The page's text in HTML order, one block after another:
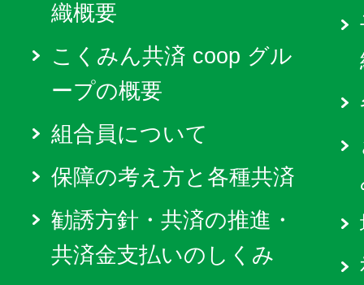
織概要
こくみん共済 coop グル
ープの概要
組合員について
保障の考え方と各種共済
勧誘方針・共済の推進・
共済金支払いのしくみ